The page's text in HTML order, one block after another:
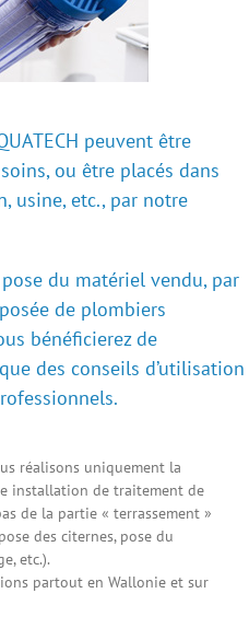
peuvent être
ou être placés dans
usine, etc., par notre
du matériel vendu, par
de plombiers
bénéficierez de
des conseils d’utilisation
réalisons uniquement la
installation de traitement de
de la partie « terrassement »
des citernes, pose du
etc.).
partout en Wallonie et sur